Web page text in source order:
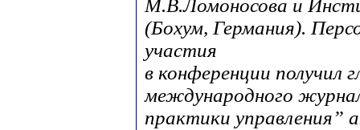
М.В.Ломоносова и
(Бохум, Германия).
участия
в конференции получил
международного
практики управления”